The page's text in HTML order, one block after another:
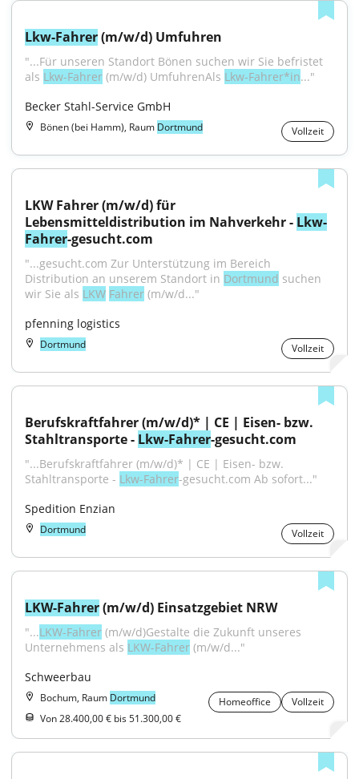
Lkw-Fahrer (m/w/d) Umfuhren
"...Für unseren Standort Bönen suchen wir Sie befristet
als Lkw-Fahrer (m/w/d) UmfuhrenAls Lkw-Fahrer*in..."
Becker Stahl-Service GmbH
Bönen (bei Hamm), Raum Dortmund Vollzeit
LKW Fahrer (m/w/d) für
Lebensmitteldistribution im Nahverkehr - Lkw-
Fahrer-gesucht.com
"...gesucht.com Zur Unterstützung im Bereich
Distribution an unserem Standort in Dortmund suchen
wir Sie als LKW Fahrer (m/w/d..."
pfenning logistics
Dortmund Vollzeit
Berufskraftfahrer (m/w/d)* | CE | Eisen- bzw.
Stahltransporte - Lkw-Fahrer-gesucht.com
"...Berufskraftfahrer (m/w/d)* | CE | Eisen- bzw.
Stahltransporte - Lkw-Fahrer-gesucht.com Ab sofort..."
Spedition Enzian
Dortmund Vollzeit
LKW-Fahrer (m/w/d) Einsatzgebiet NRW
"...LKW-Fahrer (m/w/d)Gestalte die Zukunft unseres
Unternehmens als LKW-Fahrer (m/w/d..."
Schweerbau
Bochum, Raum Dortmund Homeoffice
Vollzeit
Von 28.400,00 € bis 51.300,00 €